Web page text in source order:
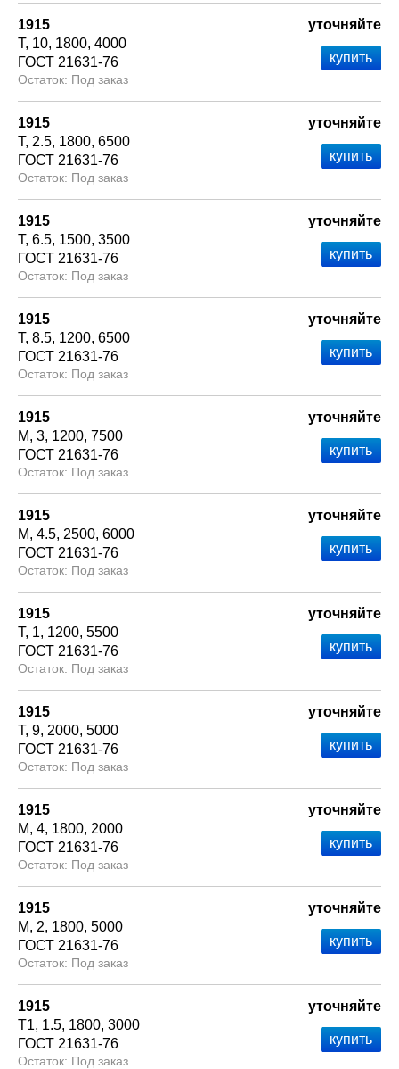
1915
Т 10 1800 4000
ГОСТ 21631-76
Под заказ
уточняйте
1915
Т 2.5 1800 6500
ГОСТ 21631-76
Под заказ
уточняйте
1915
Т 6.5 1500 3500
ГОСТ 21631-76
Под заказ
уточняйте
1915
Т 8.5 1200 6500
ГОСТ 21631-76
Под заказ
уточняйте
1915
М 3 1200 7500
ГОСТ 21631-76
Под заказ
уточняйте
1915
М 4.5 2500 6000
ГОСТ 21631-76
Под заказ
уточняйте
1915
Т 1 1200 5500
ГОСТ 21631-76
Под заказ
уточняйте
1915
Т 9 2000 5000
ГОСТ 21631-76
Под заказ
уточняйте
1915
М 4 1800 2000
ГОСТ 21631-76
Под заказ
уточняйте
1915
М
2 1800 5000
ГОСТ 21631-76
Под заказ
уточняйте
1915
Т1 1.5 1800 3000
ГОСТ 21631-76
Под заказ
уточняйте